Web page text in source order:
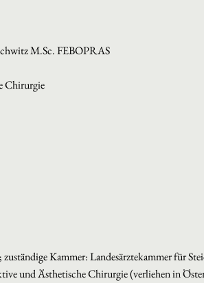
M.Sc. FEBOPRAS
Chirurgie
Kammer: Landesärztekammer für
und Ästhetische Chirurgie (verliehen in